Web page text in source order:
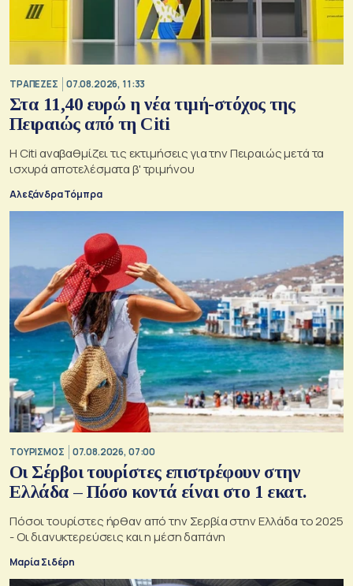
ΤΡΑΠΕΖΕΣ 07.08.2026, 11:33
Στα 11,40 ευρώ η νέα τιμή-στόχος της
Πειραιώς από τη Citi
Η Citi αναβαθμίζει τις εκτιμήσεις για την Πειραιώς μετά τα
ισχυρά αποτελέσματα β' τριμήνου
Αλεξάνδρα Τόμπρα
ΤΟΥΡΙΣΜΟΣ 07.08.2026, 07:00
Οι Σέρβοι τουρίστες επιστρέφουν στην
Ελλάδα – Πόσο κοντά είναι στο 1 εκατ.
Πόσοι τουρίστες ήρθαν από την Σερβία στην Ελλάδα το 2025
- Οι διανυκτερεύσεις και η μέση δαπάνη
Μαρία Σιδέρη